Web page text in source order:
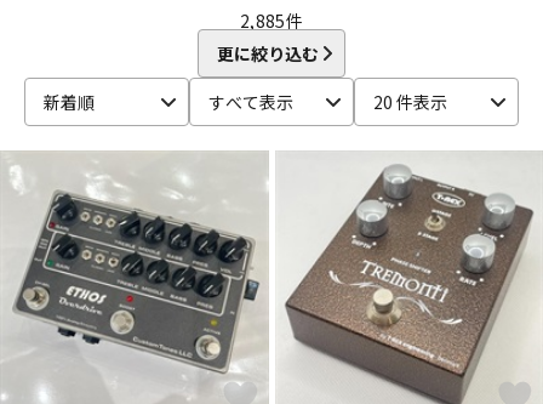
dbx Death by Audio
DIAMOND Guitar Pedals
Digitech
DISASTER AREA DLS Dophix
DSM & HUMBOLDT ELECTRONICS
Dunlop (Jim Dunlop)
E
EarthQuaker Devices
EBS
Effects Bakery
EKO Electro Harmonix
ELECTROGRAVE
ELECTRONIC AUDIO EXPERIMENTS
EMMA
Empress Effects
ENDROLL Enfini Custom Works
ENGL
ENO Music
ERNIE BALL Eventide EXCEL EX-Pro
Fender USA FISHMAN
Floatia Designs
Fortin Amplification
F-Pedals
FRACTAL AUDIO SYSTEMS
2,885件
更に絞り込む
新着順
すべて表示 20 件表示